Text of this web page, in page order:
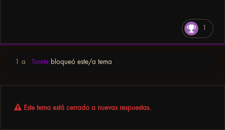
1
1 a Torete bloqueó este/a tema
Este tema está cerrado a nuevas respuestas.